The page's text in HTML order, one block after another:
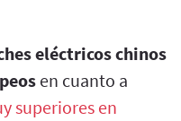
eléctricos chinos
en cuanto a
superiores en